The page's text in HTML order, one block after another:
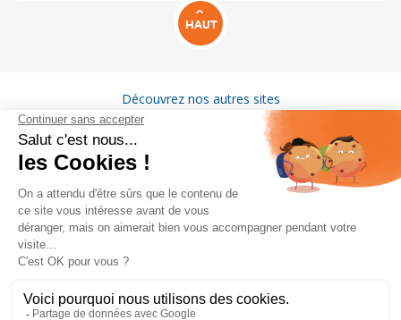
HAUT
Découvrez nos autres sites
Protection des Données